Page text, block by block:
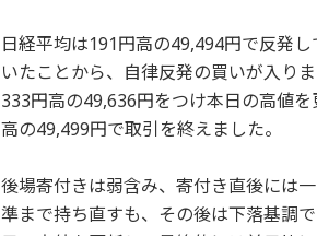
日経平均は191円高の49,494円で反発
いたことから、自律反発の買いが入り
333円高の49,636円をつけ本日の高値
高の49,499円で取引を終えました。
後場寄付きは弱含み、寄付き直後には
準まで持ち直すも、その後は下落基調